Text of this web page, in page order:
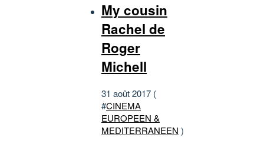
My cousin
Rachel de
Roger
Michell
31 août 2017 (
#CINEMA
EUROPEEN &
MEDITERRANEEN )